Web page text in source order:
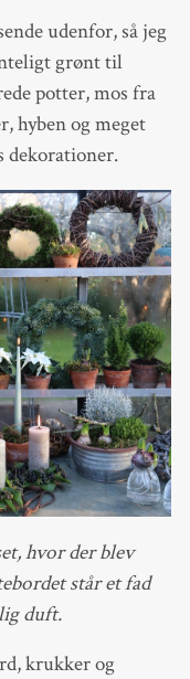
udenfor, så jeg
grønt til
potter, mos fra
hyben og meget
dekorationer.
hvor der blev
står et fad
duft.
krukker og